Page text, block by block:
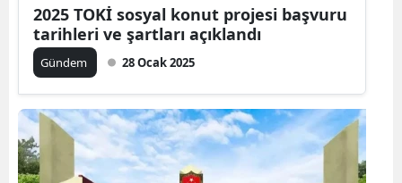
2025 TOKİ sosyal konut projesi başvuru
tarihleri ve şartları açıklandı
Gündem 28 Ocak 2025